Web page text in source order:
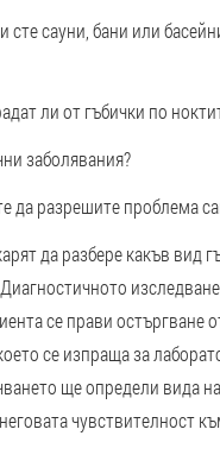
сте сауни, бани или
ли от гъбички по
заболявания?
да разрешите проблема
да разбере какъв вид
се прави остъргване
се изпраща за
ще определи вида
чувствителност